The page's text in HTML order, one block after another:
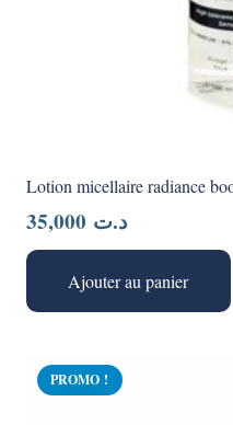
Lotion micellaire radiance
د.ت
Ajouter au panier
PROMO !